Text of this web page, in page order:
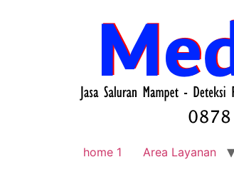
home 1 Area Layanan